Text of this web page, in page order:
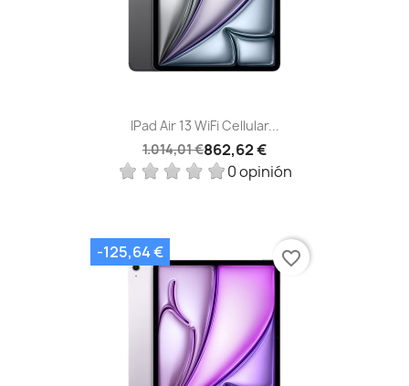
IPad Air 13 WiFi Cellular...
1.014,01 €862,62 €
0 opinión
-125,64 € favorite_border